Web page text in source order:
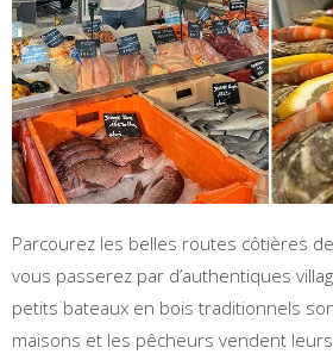
Parcourez les belles routes côtières
vous passerez par d’authentiques
petits bateaux en bois traditionnels
maisons et les pêcheurs vendent